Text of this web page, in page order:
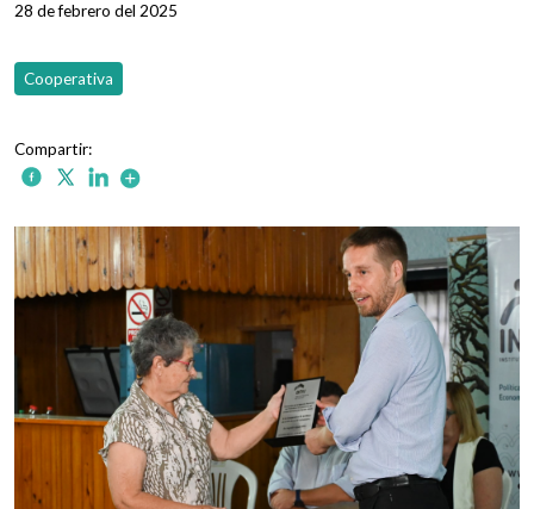
28 de febrero del 2025
Cooperativa